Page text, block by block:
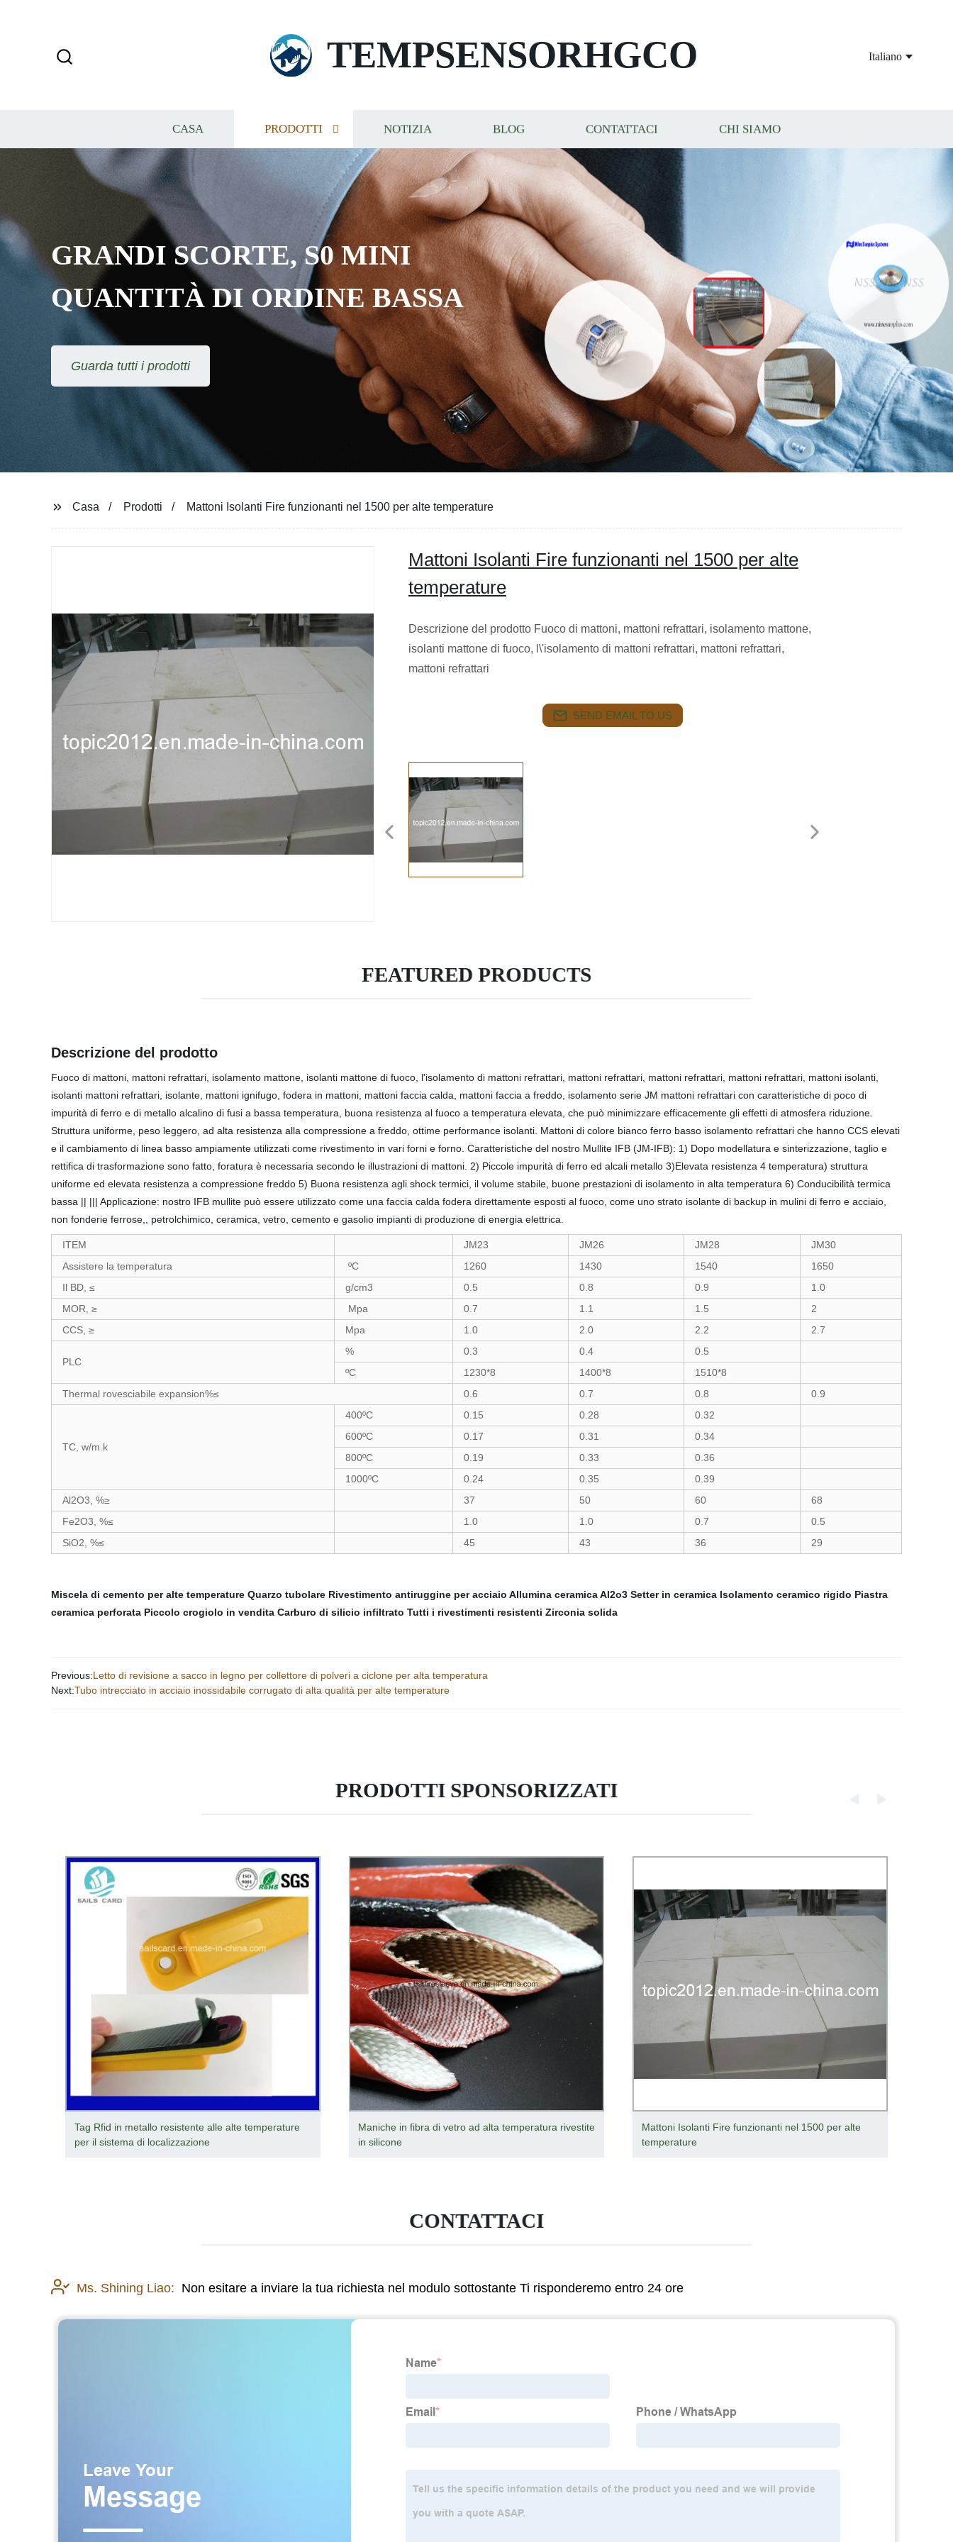
TEMPSENSORHGCO Italiano
CASA PRODOTTI NOTIZIA BLOG CONTATTACI CHI SIAMO
GRANDI SCORTE, S0 MINI
QUANTITÀ DI ORDINE BASSA
Guarda tutti i prodotti
Casa Prodotti Mattoni Isolanti Fire funzionanti nel 1500 per alte temperature
Mattoni Isolanti Fire funzionanti nel 1500 per alte
temperature
Descrizione del prodotto Fuoco di mattoni, mattoni refrattari, isolamento mattone,
isolanti mattone di fuoco, l\'isolamento di mattoni refrattari, mattoni refrattari,
mattoni refrattari
SEND EMAIL TO US
FEATURED PRODUCTS
Descrizione del prodotto
Fuoco di mattoni, mattoni refrattari, isolamento mattone, isolanti mattone di fuoco, l'isolamento di mattoni refrattari, mattoni refrattari, mattoni refrattari, mattoni refrattari, mattoni isolanti,
isolanti mattoni refrattari, isolante, mattoni ignifugo, fodera in mattoni, mattoni faccia calda, mattoni faccia a freddo, isolamento serie JM mattoni refrattari con caratteristiche di poco di
impurità di ferro e di metallo alcalino di fusi a bassa temperatura, buona resistenza al fuoco a temperatura elevata, che può minimizzare efficacemente gli effetti di atmosfera riduzione.
Struttura uniforme, peso leggero, ad alta resistenza alla compressione a freddo, ottime performance isolanti. Mattoni di colore bianco ferro basso isolamento refrattari che hanno CCS elevati
e il cambiamento di linea basso ampiamente utilizzati come rivestimento in vari forni e forno. Caratteristiche del nostro Mullite IFB (JM-IFB): 1) Dopo modellatura e sinterizzazione, taglio e
rettifica di trasformazione sono fatto, foratura è necessaria secondo le illustrazioni di mattoni. 2) Piccole impurità di ferro ed alcali metallo 3)Elevata resistenza 4 temperatura) struttura
uniforme ed elevata resistenza a compressione freddo 5) Buona resistenza agli shock termici, il volume stabile, buone prestazioni di isolamento in alta temperatura 6) Conducibilità termica
bassa || ||| Applicazione: nostro IFB mullite può essere utilizzato come una faccia calda fodera direttamente esposti al fuoco, come uno strato isolante di backup in mulini di ferro e acciaio,
non fonderie ferrose,, petrolchimico, ceramica, vetro, cemento e gasolio impianti di produzione di energia elettrica.
ITEM JM23 JM26 JM28
JM30
Assistere la temperatura
ºC 1260 1430 1540
1650
Il BD, ≤
g/cm3 0.5 0.8 0.9
1.0
MOR, ≥
Mpa 0.7 1.1 1.5
2
CCS, ≥
Mpa 1.0 2.0 2.2 2.7
PLC
% 0.3 0.4
0.5
ºC
1230*8 1400*8
1510*8
Thermal rovesciabile expansion%≤
0.6 0.7 0.8 0.9
TC, w/m.k
400ºC 0.15 0.28
0.32
600ºC
0.17 0.31
0.34
800ºC
0.19 0.33
0.36
1000ºC
0.24 0.35
0.39
Al2O3, %≥
37 50 60
68
Fe2O3, %≤
1.0 1.0 0.7
0.5
SiO2, %≤
45 43 36 29
Miscela di cemento per alte temperature Quarzo tubolare Rivestimento antiruggine per acciaio Allumina ceramica Al2o3 Setter in ceramica Isolamento ceramico rigido Piastra
ceramica perforata Piccolo crogiolo in vendita Carburo di silicio infiltrato Tutti i rivestimenti resistenti Zirconia solida
Previous:Letto di revisione a sacco in legno per collettore di polveri a ciclone per alta temperatura
Next:Tubo intrecciato in acciaio inossidabile corrugato di alta qualità per alte temperature
PRODOTTI SPONSORIZZATI
Tag Rfid in metallo resistente alle alte temperature
per il sistema di localizzazione
Maniche in fibra di vetro ad alta temperatura rivestite
in silicone
Mattoni Isolanti Fire funzionanti nel 1500 per alte
temperature
CONTATTACI
Ms. Shining Liao: Non esitare a inviare la tua richiesta nel modulo sottostante Ti risponderemo entro 24 ore